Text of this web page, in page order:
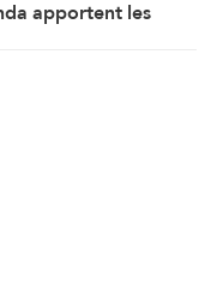
apportent les